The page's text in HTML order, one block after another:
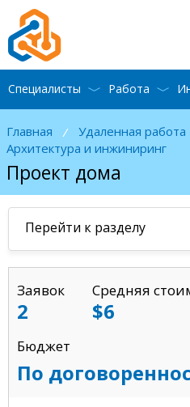
Главная / Удаленная работа
Архитектура и инжиниринг
Проект дома
Перейти к разделу
Заявок
2
Средняя
$6
Бюджет
По
Специалисты Работа